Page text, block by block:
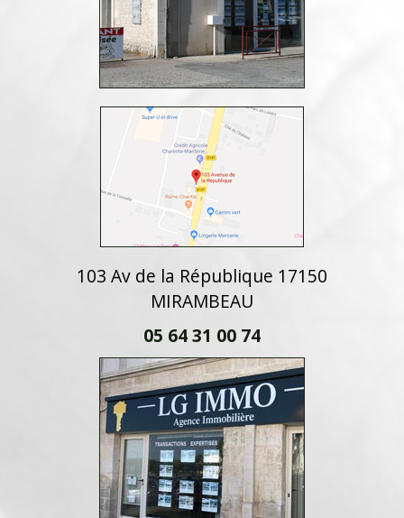
103 Av de la République 17150
MIRAMBEAU
05 64 31 00 74